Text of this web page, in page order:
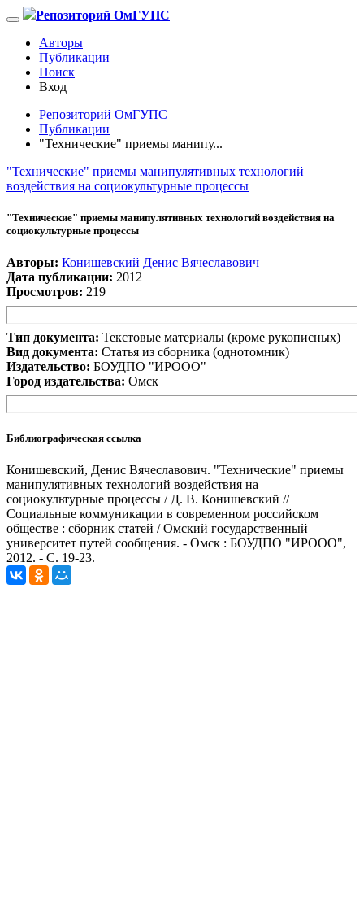
Репозиторий ОмГУПС
Авторы
Публикации
Поиск
Вход
Репозиторий ОмГУПС
Публикации
"Технические" приемы манипу...
"Технические" приемы манипулятивных технологий
воздействия на социокультурные процессы
"Технические" приемы манипулятивных технологий воздействия на
социокультурные процессы
Авторы: Конишевский Денис Вячеславович
Дата публикации: 2012
Просмотров: 219
Тип документа: Текстовые материалы (кроме рукописных)
Вид документа: Статья из сборника (однотомник)
Издательство: БОУДПО "ИРООО"
Город издательства: Омск
Библиографическая ссылка
Конишевский, Денис Вячеславович. "Технические" приемы
манипулятивных технологий воздействия на
социокультурные процессы / Д. В. Конишевский //
Социальные коммуникации в современном российском
обществе : сборник статей / Омский государственный
университет путей сообщения. - Омск : БОУДПО "ИРООО",
2012. - С. 19-23.